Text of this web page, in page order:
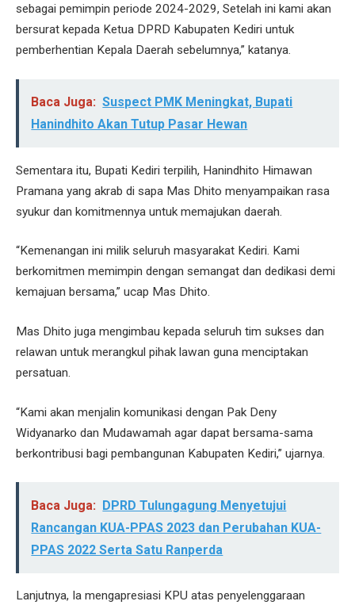
sebagai pemimpin periode 2024-2029, Setelah ini kami akan
bersurat kepada Ketua DPRD Kabupaten Kediri untuk
pemberhentian Kepala Daerah sebelumnya,” katanya.
Baca Juga: Suspect PMK Meningkat, Bupati
Hanindhito Akan Tutup Pasar Hewan
Sementara itu, Bupati Kediri terpilih, Hanindhito Himawan
Pramana yang akrab di sapa Mas Dhito menyampaikan rasa
syukur dan komitmennya untuk memajukan daerah.
“Kemenangan ini milik seluruh masyarakat Kediri. Kami
berkomitmen memimpin dengan semangat dan dedikasi demi
kemajuan bersama,” ucap Mas Dhito.
Mas Dhito juga mengimbau kepada seluruh tim sukses dan
relawan untuk merangkul pihak lawan guna menciptakan
persatuan.
“Kami akan menjalin komunikasi dengan Pak Deny
Widyanarko dan Mudawamah agar dapat bersama-sama
berkontribusi bagi pembangunan Kabupaten Kediri,” ujarnya.
Baca Juga: DPRD Tulungagung Menyetujui
Rancangan KUA-PPAS 2023 dan Perubahan KUA-
PPAS 2022 Serta Satu Ranperda
Lanjutnya, Ia mengapresiasi KPU atas penyelenggaraan